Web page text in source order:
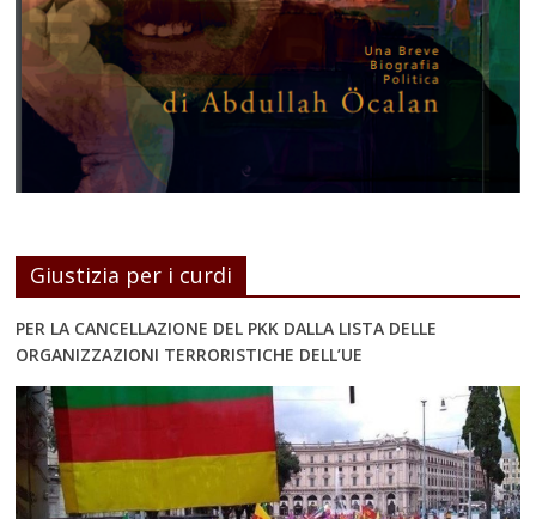
Giustizia per i curdi
PER LA CANCELLAZIONE DEL PKK DALLA LISTA DELLE
ORGANIZZAZIONI TERRORISTICHE DELL’UE